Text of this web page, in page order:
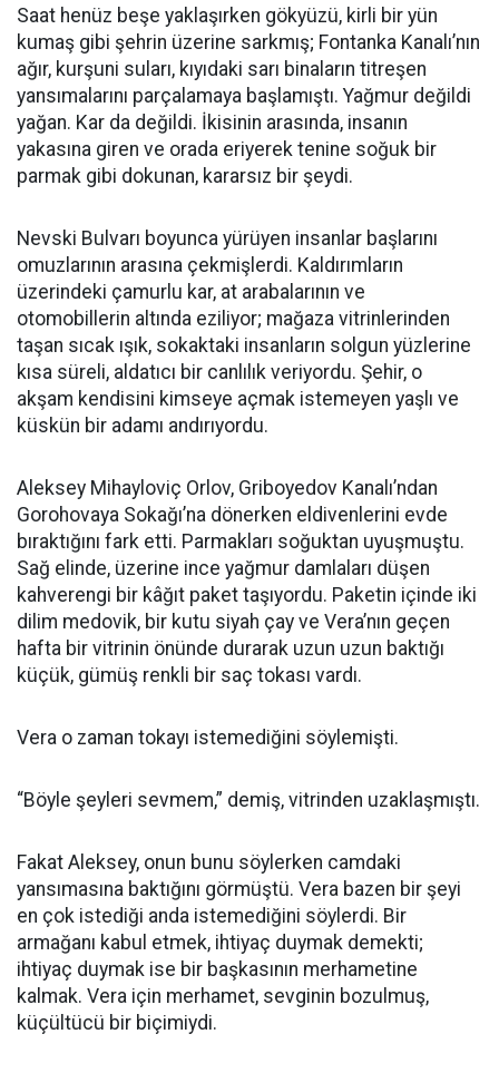
Saat henüz beşe yaklaşırken gökyüzü, kirli bir yün
kumaş gibi şehrin üzerine sarkmış; Fontanka Kanalı’nın
ağır, kurşuni suları, kıyıdaki sarı binaların titreşen
yansımalarını parçalamaya başlamıştı. Yağmur değildi
yağan. Kar da değildi. İkisinin arasında, insanın
yakasına giren ve orada eriyerek tenine soğuk bir
parmak gibi dokunan, kararsız bir şeydi.
Nevski Bulvarı boyunca yürüyen insanlar başlarını
omuzlarının arasına çekmişlerdi. Kaldırımların
üzerindeki çamurlu kar, at arabalarının ve
otomobillerin altında eziliyor; mağaza vitrinlerinden
taşan sıcak ışık, sokaktaki insanların solgun yüzlerine
kısa süreli, aldatıcı bir canlılık veriyordu. Şehir, o
akşam kendisini kimseye açmak istemeyen yaşlı ve
küskün bir adamı andırıyordu.
Aleksey Mihayloviç Orlov, Griboyedov Kanalı’ndan
Gorohovaya Sokağı’na dönerken eldivenlerini evde
bıraktığını fark etti. Parmakları soğuktan uyuşmuştu.
Sağ elinde, üzerine ince yağmur damlaları düşen
kahverengi bir kâğıt paket taşıyordu. Paketin içinde iki
dilim medovik, bir kutu siyah çay ve Vera’nın geçen
hafta bir vitrinin önünde durarak uzun uzun baktığı
küçük, gümüş renkli bir saç tokası vardı.
Vera o zaman tokayı istemediğini söylemişti.
“Böyle şeyleri sevmem,” demiş, vitrinden uzaklaşmıştı.
Fakat Aleksey, onun bunu söylerken camdaki
yansımasına baktığını görmüştü. Vera bazen bir şeyi
en çok istediği anda istemediğini söylerdi. Bir
armağanı kabul etmek, ihtiyaç duymak demekti;
ihtiyaç duymak ise bir başkasının merhametine
kalmak. Vera için merhamet, sevginin bozulmuş,
küçültücü bir biçimiydi.